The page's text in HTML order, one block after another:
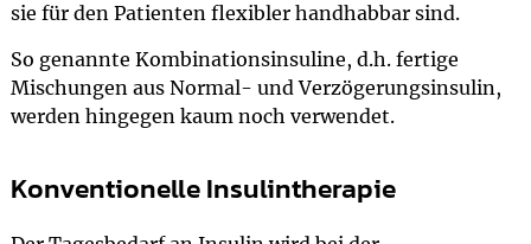
sie für den Patienten flexibler handhabbar sind.
So genannte Kombinationsinsuline, d.h. fertige
Mischungen aus Normal- und Verzögerungsinsulin,
werden hingegen kaum noch verwendet.
Konventionelle Insulintherapie